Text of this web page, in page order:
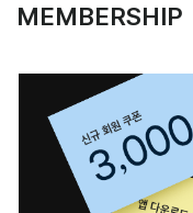
MEMBERSHIP